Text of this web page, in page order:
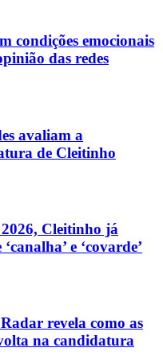
condições emocionais
das redes
avaliam a
de Cleitinho
Cleitinho já
e ‘covarde’
revela como as
na candidatura